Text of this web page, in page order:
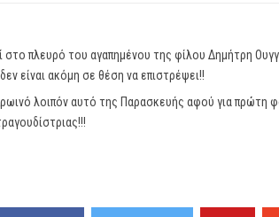
πλευρό του αγαπημένου της φίλου Δημήτρη
είναι ακόμη σε θέση να επιστρέψει!!
λοιπόν αυτό της Παρασκευής αφού για πρώτη